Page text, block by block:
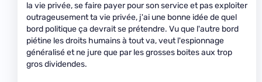
la vie privée, se faire payer pour son service et pas exploiter
outrageusement ta vie privée, j'ai une bonne idée de quel
bord politique ça devrait se prétendre. Vu que l'autre bord
piétine les droits humains à tout va, veut l'espionnage
généralisé et ne jure que par les grosses boites aux trop
gros dividendes.